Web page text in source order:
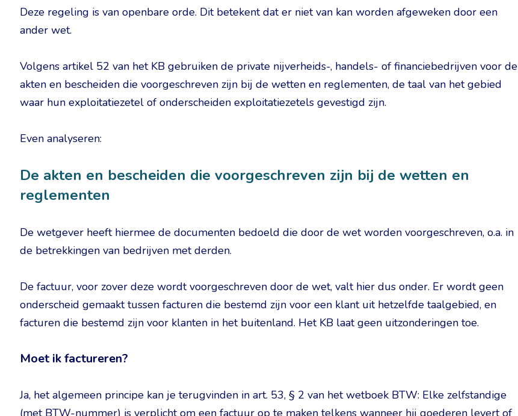
Deze regeling is van openbare orde. Dit betekent dat er niet van kan worden afgeweken door een
ander wet.
Volgens artikel 52 van het KB gebruiken de private nijverheids-, handels- of financiebedrijven voor de
akten en bescheiden die voorgeschreven zijn bij de wetten en reglementen, de taal van het gebied
waar hun exploitatiezetel of onderscheiden exploitatiezetels gevestigd zijn.
Even analyseren:
De akten en bescheiden die voorgeschreven zijn bij de wetten en
reglementen
De wetgever heeft hiermee de documenten bedoeld die door de wet worden voorgeschreven, o.a. in
de betrekkingen van bedrijven met derden.
De factuur, voor zover deze wordt voorgeschreven door de wet, valt hier dus onder. Er wordt geen
onderscheid gemaakt tussen facturen die bestemd zijn voor een klant uit hetzelfde taalgebied, en
facturen die bestemd zijn voor klanten in het buitenland. Het KB laat geen uitzonderingen toe.
Moet ik factureren?
Ja, het algemeen principe kan je terugvinden in art. 53, § 2 van het wetboek BTW: Elke zelfstandige
(met BTW-nummer) is verplicht om een factuur op te maken telkens wanneer hij goederen levert of